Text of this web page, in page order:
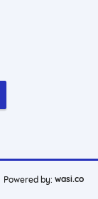
Powered by: wasi.co